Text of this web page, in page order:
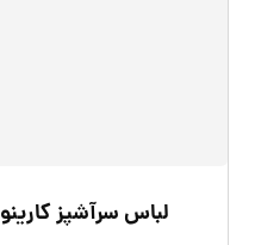
لباس سرآشپز